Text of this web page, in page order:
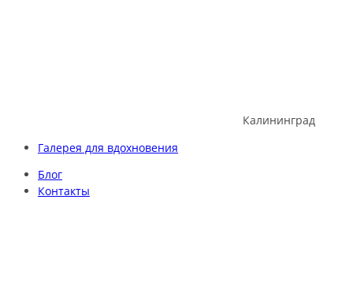
Калининград
Галерея для вдохновения
Блог
Контакты